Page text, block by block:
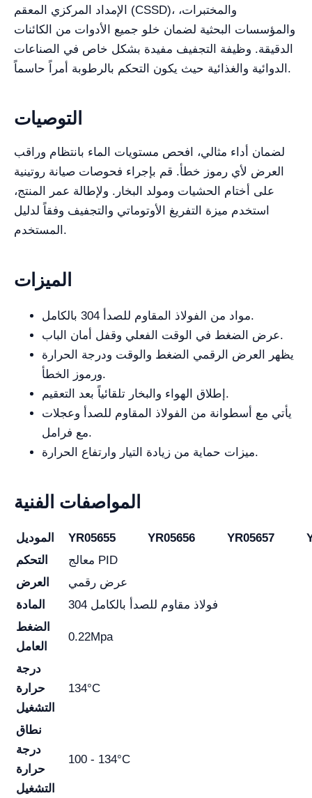
الإمداد المركزي المعقم (CSSD)، والمختبرات،
والمؤسسات البحثية لضمان خلو جميع الأدوات من الكائنات
الدقيقة. وظيفة التجفيف مفيدة بشكل خاص في الصناعات
الدوائية والغذائية حيث يكون التحكم بالرطوبة أمراً حاسماً.
التوصيات
لضمان أداء مثالي، افحص مستويات الماء بانتظام وراقب
العرض لأي رموز خطأ. قم بإجراء فحوصات صيانة روتينية
على أختام الحشيات ومولد البخار. ولإطالة عمر المنتج،
استخدم ميزة التفريغ الأوتوماتي والتجفيف وفقاً لدليل
المستخدم.
الميزات
مواد من الفولاذ المقاوم للصدأ 304 بالكامل.
عرض الضغط في الوقت الفعلي وقفل أمان الباب.
يظهر العرض الرقمي الضغط والوقت ودرجة الحرارة
ورموز الخطأ.
إطلاق الهواء والبخار تلقائياً بعد التعقيم.
يأتي مع أسطوانة من الفولاذ المقاوم للصدأ وعجلات
مع فرامل.
ميزات حماية من زيادة التيار وارتفاع الحرارة.
المواصفات الفنية
الموديل YR05655 YR05656 YR05657
التحكم
معالج PID
العرض
عرض رقمي
المادة
304 فولاذ مقاوم للصدأ بالكامل
الضغط
العامل
0.22Mpa
درجة
حرارة
التشغيل
134°C
نطاق
درجة
حرارة
التشغيل
100 - 134°C